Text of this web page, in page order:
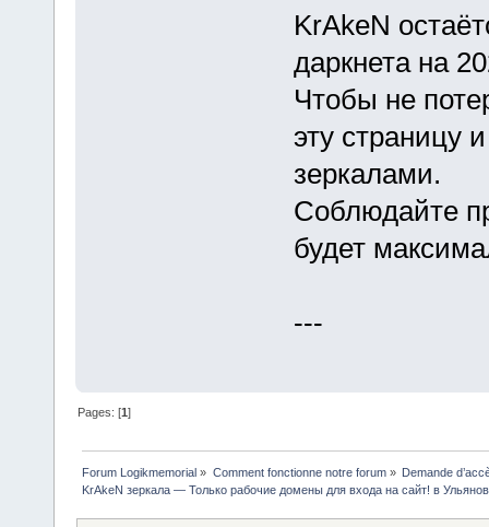
KrAkeN
даркнета на
Чтобы не
эту страницу
зеркалами.
Соблюдайте
будет
---
Pages: [1]
Forum Logikmemorial » Comment fonctionne notre forum»
Demande
KrAkeN зеркала — Только рабочие домены для входа на сайт! в